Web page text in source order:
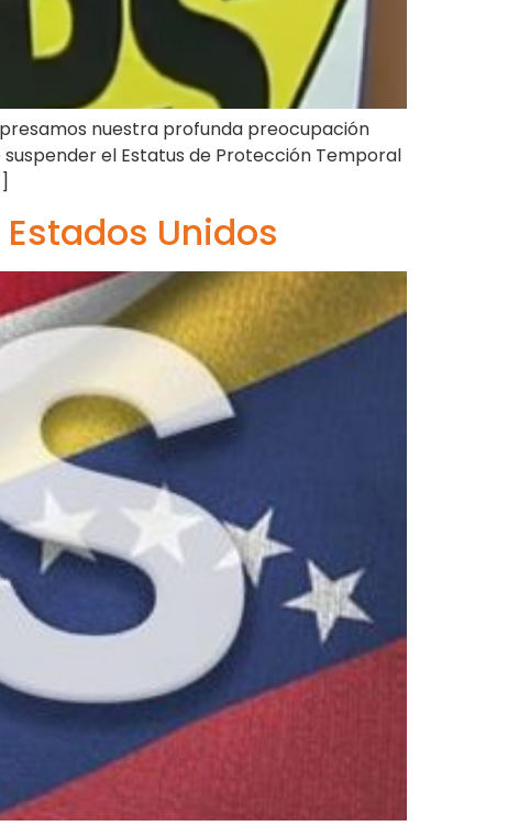
nuestra profunda preocupación
el Estatus de Protección Temporal
Unidos